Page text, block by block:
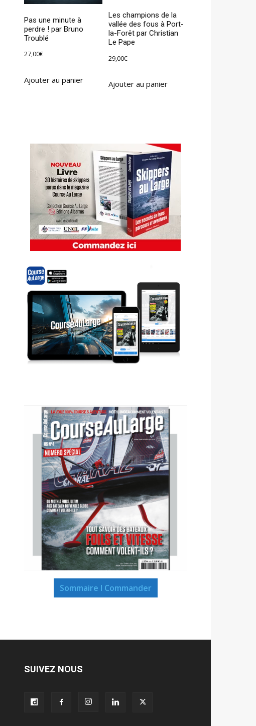
Pas une minute à
perdre ! par Bruno
Troublé
27,00€
Ajouter au panier
Les champions de la
vallée des fous à Port-
la-Forêt par Christian
Le Pape
29,00€
Ajouter au panier
Sommaire I Commander
SUIVEZ NOUS